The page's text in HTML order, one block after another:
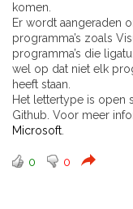
komen.
Er wordt aangeraden
programma’s zoals
programma’s die
wel op dat niet elk
heeft staan.
Het lettertype is open
Github. Voor meer
Microsoft.
0 0